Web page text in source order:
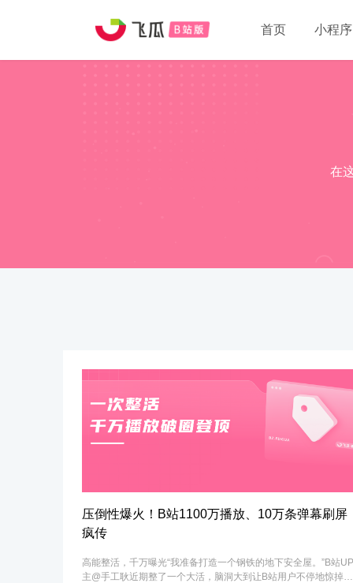
首页 小程序
在
压倒性爆火！B站1100万播放、10万条弹幕刷屏
疯传
高能整活，千万曝光“我准备打造一个钢铁的地下安全屋。”B站UP
主@手工耿近期整了一个大活，脑洞大到让B站用户不停地惊掉下